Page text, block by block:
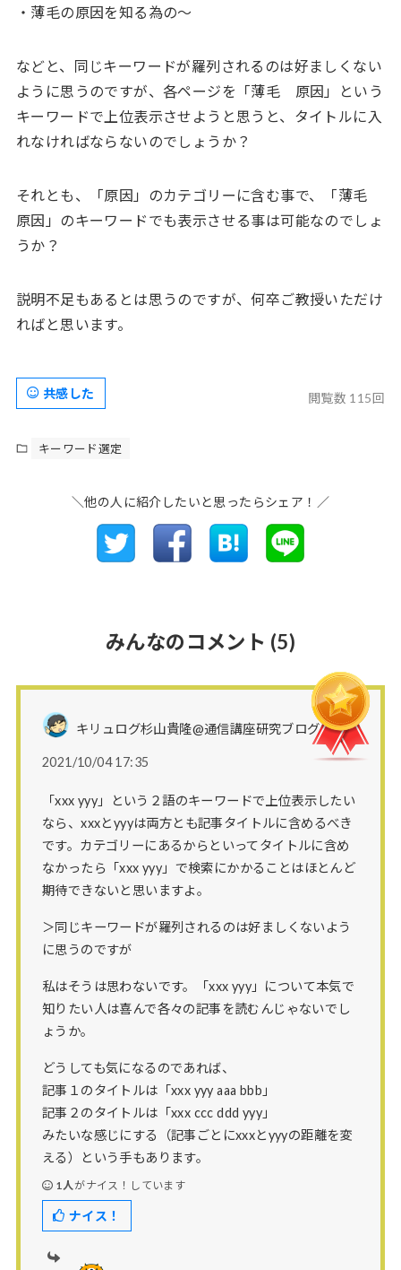
・薄毛の原因を知る為の〜
などと、同じキーワードが羅列されるのは好ましくない
ように思うのですが、各ページを「薄毛 原因」という
キーワードで上位表示させようと思うと、タイトルに入
れなければならないのでしょうか？
それとも、「原因」のカテゴリーに含む事で、「薄毛
原因」のキーワードでも表示させる事は可能なのでしょ
うか？
説明不足もあるとは思うのですが、何卒ご教授いただけ
ればと思います。
閲覧数 115回
共感した
キーワード選定
＼他の人に紹介したいと思ったらシェア！／
みんなのコメント (5)
キリュログ杉山貴隆@通信講座研究ブログさん
2021/10/04 17:35
「xxx yyy」という２語のキーワードで上位表示したい
なら、xxxとyyyは両方とも記事タイトルに含めるべき
です。カテゴリーにあるからといってタイトルに含め
なかったら「xxx yyy」で検索にかかることはほとんど
期待できないと思いますよ。
＞同じキーワードが羅列されるのは好ましくないよう
に思うのですが
私はそうは思わないです。「xxx yyy」について本気で
知りたい人は喜んで各々の記事を読むんじゃないでし
ょうか。
どうしても気になるのであれば、
記事１のタイトルは「xxx yyy aaa bbb」
記事２のタイトルは「xxx ccc ddd yyy」
みたいな感じにする（記事ごとにxxxとyyyの距離を変
える）という手もあります。
1人がナイス！しています
ナイス！